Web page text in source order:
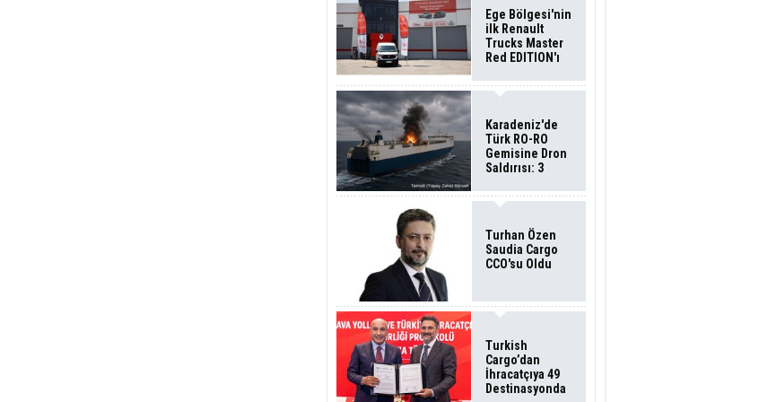
Ege Bölgesi'nin
ilk Renault
Trucks Master
Red EDITION'ı
Filosuna Katıldı
Karadeniz'de
Türk RO-RO
Gemisine Dron
Saldırısı: 3
Durumu Ağır
Turhan Özen
Saudia Cargo
CCO'su Oldu
Turkish
Cargo’dan
İhracatçıya 49
Destinasyonda